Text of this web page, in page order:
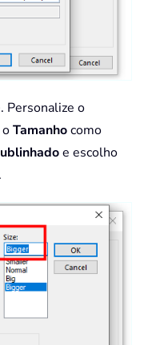
Personalize o
Tamanhocomo
e escolho